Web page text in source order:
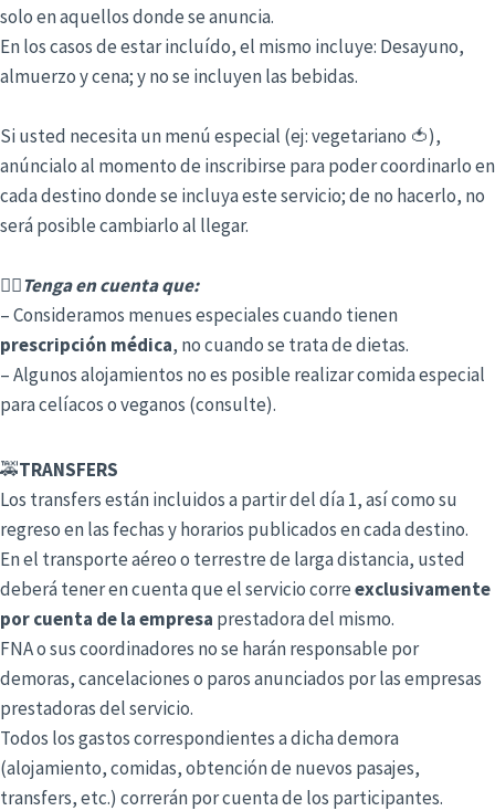
solo en aquellos donde se anuncia.
En los casos de estar incluído, el mismo incluye: Desayuno,
almuerzo y cena; y no se incluyen las bebidas.
Si usted necesita un menú especial (ej: vegetariano 🍅),
anúncialo al momento de inscribirse para poder coordinarlo en
cada destino donde se incluya este servicio; de no hacerlo, no
será posible cambiarlo al llegar.
👉🏻Tenga en cuenta que:
– Consideramos menues especiales cuando tienen
prescripción médica, no cuando se trata de dietas.
– Algunos alojamientos no es posible realizar comida especial
para celíacos o veganos (consulte).
🚕TRANSFERS
Los transfers están incluidos a partir del día 1, así como su
regreso en las fechas y horarios publicados en cada destino.
En el transporte aéreo o terrestre de larga distancia, usted
deberá tener en cuenta que el servicio correexclusivamente
por cuenta de la empresa prestadora del mismo.
FNA o sus coordinadores no se harán responsable por
demoras, cancelaciones o paros anunciados por las empresas
prestadoras del servicio.
Todos los gastos correspondientes a dicha demora
(alojamiento, comidas, obtención de nuevos pasajes,
transfers, etc.) correrán por cuenta de los participantes.